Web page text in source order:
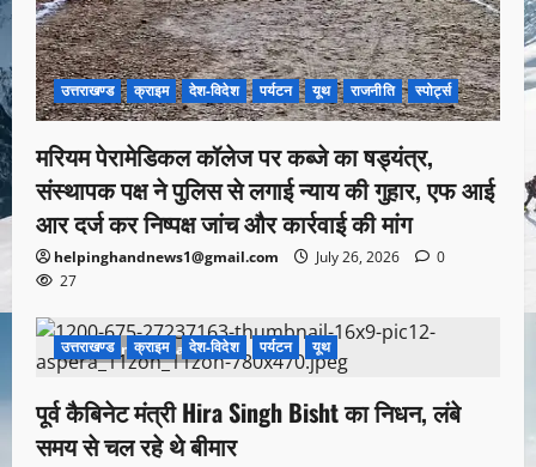
उत्तराखण्ड क्राइम देश-विदेश पर्यटन यूथ राजनीति स्पोर्ट्स
मरियम पेरामेडिकल कॉलेज पर कब्जे का षड्यंत्र,
संस्थापक पक्ष ने पुलिस से लगाई न्याय की गुहार, एफ आई
आर दर्ज कर निष्पक्ष जांच और कार्रवाई की मांग
helpinghandnews1@gmail.com July 26, 2026
0
27
1 minute read
उत्तराखण्ड क्राइम देश-विदेश पर्यटन यूथ
पूर्व कैबिनेट मंत्री Hira Singh Bisht का निधन, लंबे
समय से चल रहे थे बीमार